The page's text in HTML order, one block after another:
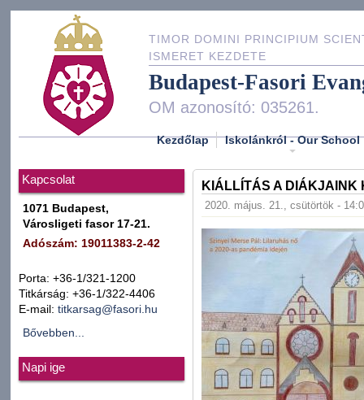
TIMOR DOMINI PRINCIPIUM
ISMERET KEZDETE
Budapest-Fasori
OM azonosító: 035261.
Kezdőlap Iskolánkról - Our School
Kapcsolat
1071 Budapest,
Városligeti fasor 17-21.
Adószám: 19011383-2-42
Porta: +36-1/321-1200
Titkárság: +36-1/322-4406
E-mail: titkarsag@fasori.hu
Bővebben...
Napi ige
KIÁLLÍTÁS A DIÁKJAINK
2020. május. 21., csütörtök -